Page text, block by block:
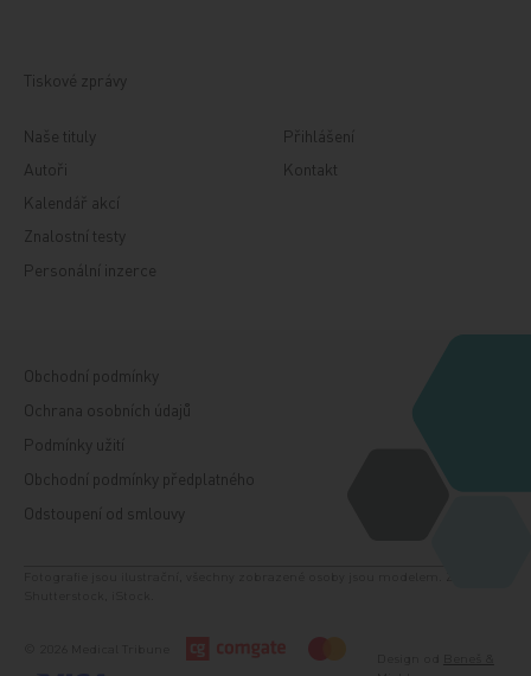
Tiskové zprávy
Naše tituly
Autoři
Kalendář akcí
Znalostní testy
Personální inzerce
Přihlášení
Kontakt
Obchodní podmínky
Ochrana osobních údajů
Podmínky užití
Obchodní podmínky předplatného
Odstoupení od smlouvy